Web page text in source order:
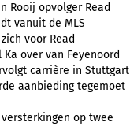
Rooij opvolger Read
vanuit de MLS
voor Read
over van Feyenoord
carrière in Stuttgart
aanbieding tegemoet
op twee